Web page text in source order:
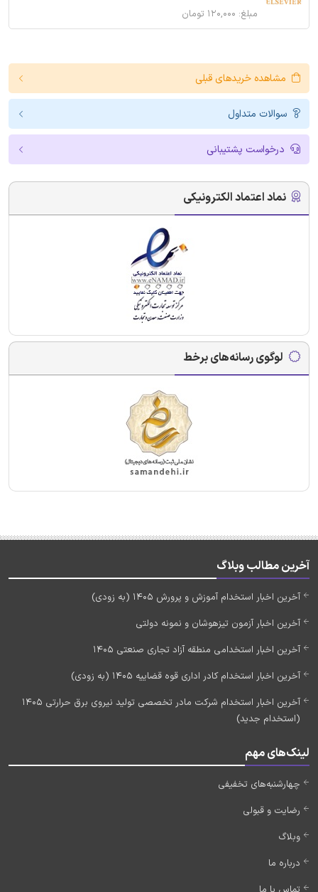
مبلغ: ۱۲۰,۰۰۰ تومان
مشاهده خریدهای قبلی
سوالات متداول
درخواست پشتیبانی
نماد اعتماد الکترونیکی
لوگوی رسانه‌های برخط
آخرین مطالب وبلاگ
آخرین اخبار استخدام آموزش و پرورش 1405 (به زودی)
آخرین اخبار آزمون تیزهوشان و نمونه دولتی
آخرین اخبار استخدامی منطقه آزاد تجاری صنعتی 1405
آخرین اخبار استخدام کادر اداری قوه قضاییه 1405 (به زودی)
آخرین اخبار استخدام شرکت مادر تخصصی تولید نیروی برق حرارتی 1405
(استخدام جدید)
لینک‌های مهم
چهارشنبه‌های تخفیفی
رضایت و قبولی
وبلاگ
درباره ما